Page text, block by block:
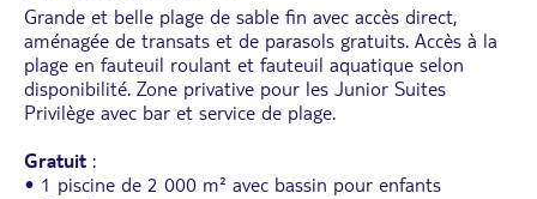
Grande et belle plage de sable fin avec accès direct,
aménagée de transats et de parasols gratuits. Accès à la
plage en fauteuil roulant et fauteuil aquatique selon
disponibilité. Zone privative pour les Junior Suites
Privilège avec bar et service de plage.
Gratuit :
• 1 piscine de 2 000 m² avec bassin pour enfants